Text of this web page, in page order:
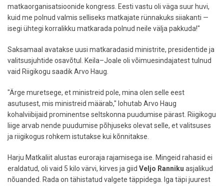
matkaorganisatsioonide kongress. Eesti vastu oli väga suur huvi,
kuid me polnud valmis selliseks matkajate rünnakuks siiakanti —
isegi ühtegi korralikku matkarada polnud neile välja pakkuda!"
Saksamaal avatakse uusi matkaradasid ministrite, presidentide ja
valitsusjuhtide osavõtul. Keila–Joale oli võimuesindajatest tulnud
vaid Riigikogu saadik Arvo Haug.
"Ärge muretsege, et ministreid pole, mina olen selle eest
asutusest, mis ministreid määrab," lohutab Arvo Haug
kohalviibijaid prominentse seltskonna puudumise pärast. Riigikogu
liige arvab nende puudumise põhjuseks olevat selle, et valitsuses
ja riigikogus rohkem istutakse kui kõnnitakse.
Harju Matkaliit alustas euroraja rajamisega ise. Mingeid rahasid ei
eraldatud, oli vaid 5 kilo värvi, kirves ja giid Veljo Ranniku asjalikud
nõuanded. Rada on tähistatud valgete täppidega. Iga täpi juurest